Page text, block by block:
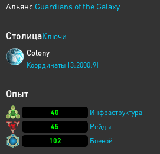
Альянс Guardians of the Galaxy
СтолицаКлючи
Colony
Координаты [3:2000:9]
Опыт
40
Инфраструктура
45
Рейды
102
Боевой